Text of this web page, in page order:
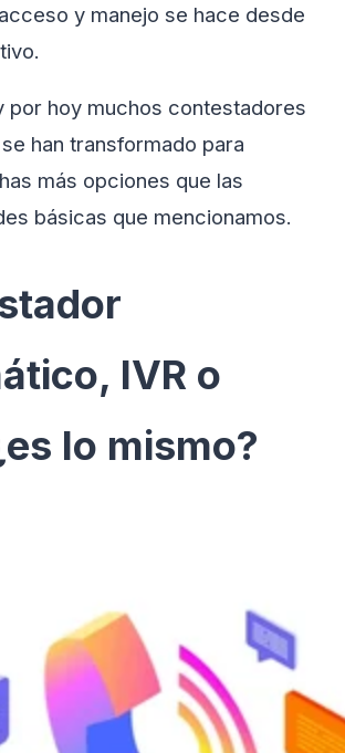
y manejo se hace desde
por hoy muchos contestadores
han transformado para
más opciones que las
básicas que mencionamos.
IVR o
lo mismo?